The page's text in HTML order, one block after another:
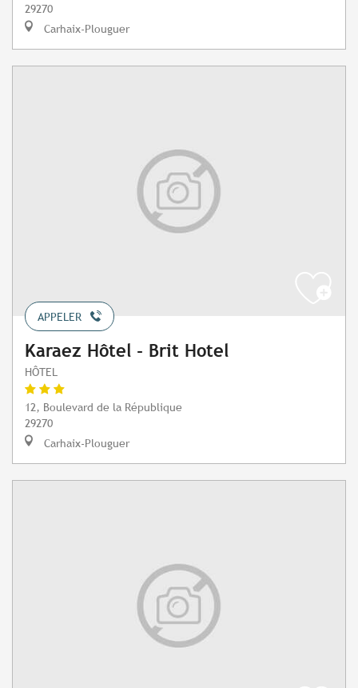
29270
Carhaix-Plouguer
APPELER
Karaez Hôtel - Brit Hotel
HÔTEL
12, Boulevard de la République
29270
Carhaix-Plouguer